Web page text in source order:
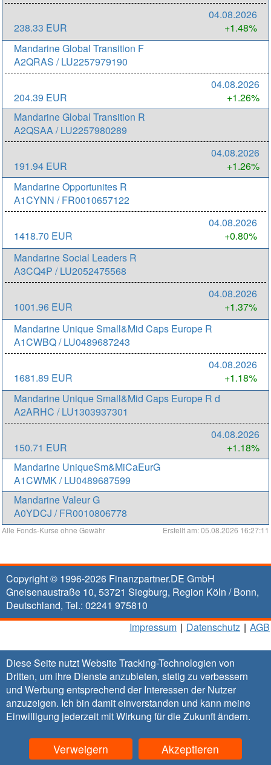
Diese Seite nutzt Website Tracking-Technologien von
Dritten, um ihre Dienste anzubieten, stetig zu verbessern
und Werbung entsprechend der Interessen der Nutzer
anzuzeigen. Ich bin damit einverstanden und kann meine
Einwilligung jederzeit mit Wirkung für die Zukunftändern.
Verweigern Akzeptieren
238.33 EUR
04.08.2026
+1.48%
Mandarine Global Transition F
A2QRAS / LU2257979190
204.39 EUR
04.08.2026
+1.26%
Mandarine Global Transition R
A2QSAA / LU2257980289
191.94 EUR
04.08.2026
+1.26%
Mandarine Opportunites R
A1CYNN / FR0010657122
1418.70 EUR
04.08.2026
+0.80%
Mandarine Social Leaders R
A3CQ4P / LU2052475568
1001.96 EUR
04.08.2026
+1.37%
Mandarine Unique Small&Mid Caps Europe R
A1CWBQ / LU0489687243
1681.89 EUR
04.08.2026
+1.18%
Mandarine Unique Small&Mid Caps Europe R d
A2ARHC / LU1303937301
150.71 EUR
04.08.2026
+1.18%
Mandarine UniqueSm&MiCaEurG
A1CWMK / LU0489687599
Mandarine Valeur G
A0YDCJ / FR0010806778
Alle Fonds-Kurse ohne Gewähr Erstellt am: 05.08.2026 16:27:11
Copyright © 1996-2026 Finanzpartner.DE GmbH
Gneisenaustraße 10, 53721 Siegburg, Region Köln / Bonn,
Deutschland, Tel.: 02241 975810
Impressum | Datenschutz | AGB